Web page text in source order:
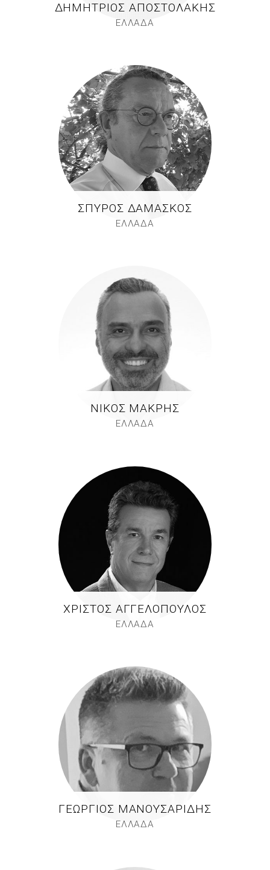
ΔΗΜΉΤΡΙΟΣ ΑΠΟΣΤΟΛΆΚΗΣ
ΕΛΛΑΔΑ
ΣΠΎΡΟΣ ΔΑΜΆΣΚΟΣ
ΕΛΛΑΔΑ
ΝΊΚΟΣ ΜΑΚΡΉΣ
ΕΛΛΑΔΑ
ΧΡΊΣΤΟΣ ΑΓΓΕΛΌΠΟΥΛΟΣ
ΕΛΛΑΔΑ
ΓΕΏΡΓΙΟΣ ΜΑΝΟΥΣΑΡΊΔΗΣ
ΕΛΛΑΔΑ